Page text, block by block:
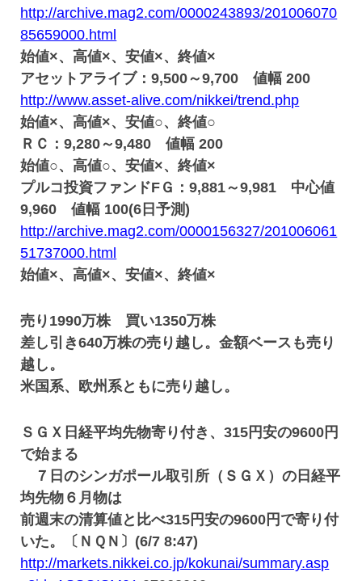
http://archive.mag2.com/0000243893/201006070
85659000.html
始値×、高値×、安値×、終値×
アセットアライブ：9,500～9,700 値幅 200
http://www.asset-alive.com/nikkei/trend.php
始値×、高値×、安値○、終値○
ＲＣ：9,280～9,480 値幅 200
始値○、高値○、安値×、終値×
プルコ投資ファンドFＧ：9,881～9,981 中心値
9,960 値幅 100(6日予測)
http://archive.mag2.com/0000156327/201006061
51737000.html
始値×、高値×、安値×、終値×
売り1990万株 買い1350万株
差し引き640万株の売り越し。金額ベースも売り
越し。
米国系、欧州系ともに売り越し。
ＳＧＸ日経平均先物寄り付き、315円安の9600円
で始まる
７日のシンガポール取引所（ＳＧＸ）の日経平
均先物６月物は
前週末の清算値と比べ315円安の9600円で寄り付
いた。〔ＮＱＮ〕(6/7 8:47)
http://markets.nikkei.co.jp/kokunai/summary.asp